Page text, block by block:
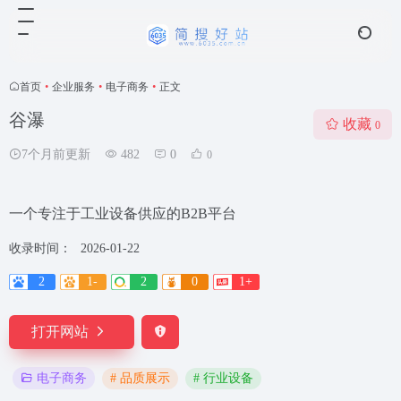
首页 • 企业服务 • 电子商务 • 正文
谷瀑
7个月前更新 482 0 0
收藏 0
一个专注于工业设备供应的B2B平台
收录时间： 2026-01-22
2 1- 2 0 1+
打开网站
电子商务 # 品质展示 # 行业设备